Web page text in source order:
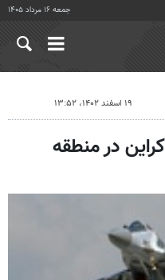
جمعه ۱۶ مرداد ۱۴۰۵
۱۹ اسفند ۱۴۰۲، ۱۳:۵۲
ارتش اوکراین در منطقه